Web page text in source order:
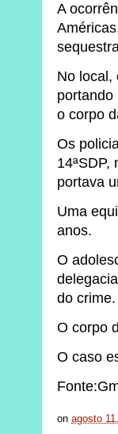
A
No local,
portando
o corpo
Os
portava
Uma
anos.
O
do crime.
O corpo
O caso
onagosto